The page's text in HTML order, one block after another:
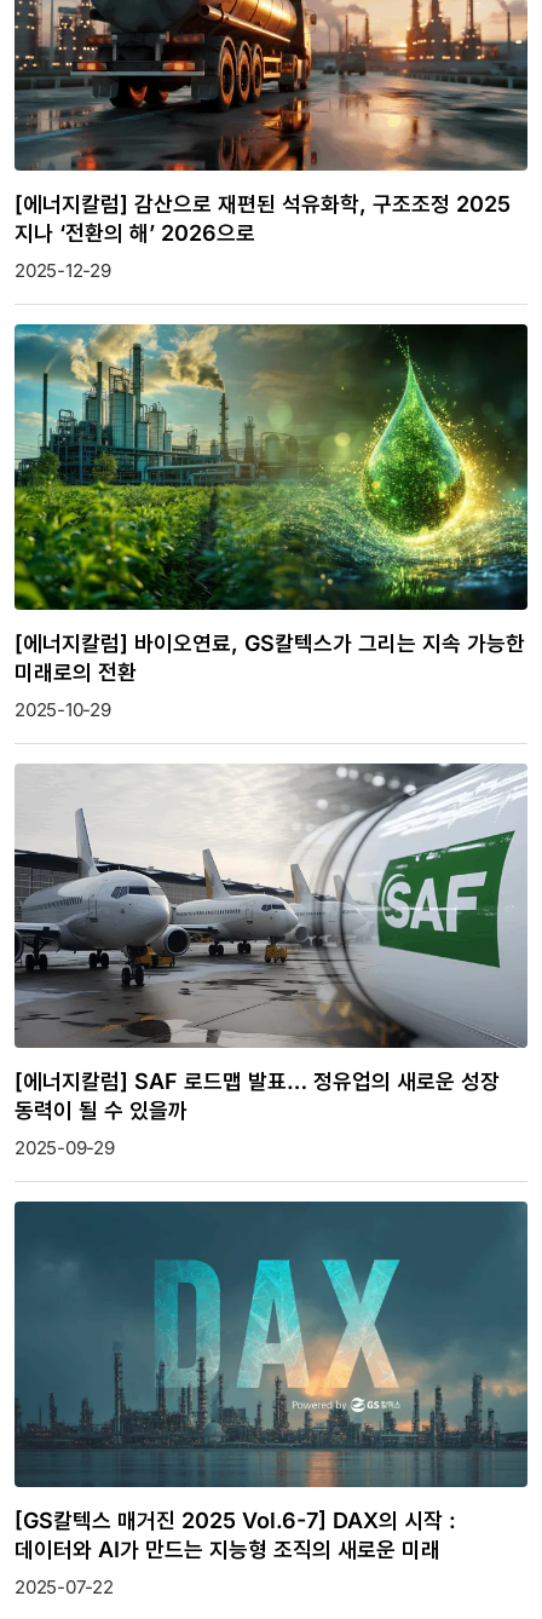
[에너지칼럼] 감산으로 재편된 석유화학, 구조조정 2025
지나 ‘전환의 해’ 2026으로
2025-12-29
[에너지칼럼] 바이오연료, GS칼텍스가 그리는 지속 가능한
미래로의 전환
2025-10-29
[에너지칼럼] SAF 로드맵 발표… 정유업의 새로운 성장
동력이 될 수 있을까
2025-09-29
[GS칼텍스 매거진 2025 Vol.6-7] DAX의 시작 :
데이터와 AI가 만드는 지능형 조직의 새로운 미래
2025-07-22